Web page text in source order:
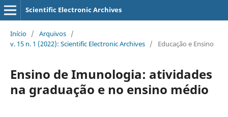
Scientific Electronic Archives
Início / Arquivos /
v. 15 n. 1 (2022): Scientific Electronic Archives / Educação e Ensino
Ensino de Imunologia: atividades
na graduação e no ensino médio